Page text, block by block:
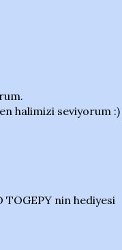
halimizi seviyorum :)
TOGEPY nin hediyesi